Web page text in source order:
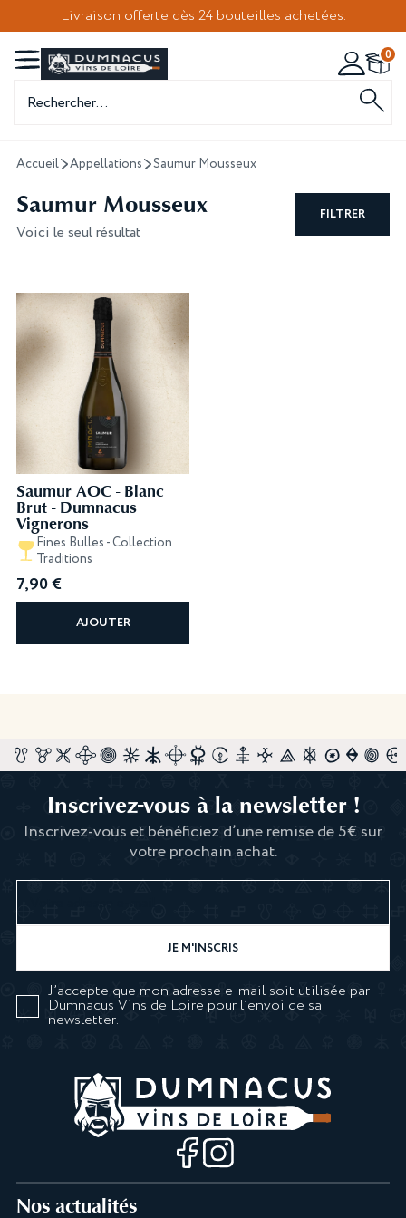
Livraison offerte dès 24 bouteilles achetées.
Recherche
de
produits
0
Accueil Appellations Saumur Mousseux
Saumur Mousseux
Voici le seul résultat
FILTRER
Saumur AOC - Blanc
Brut - Dumnacus
Vignerons
Fines Bulles - Collection
Traditions
7,90€
AJOUTER
Inscrivez-vous à la newsletter !
Inscrivez-vous et bénéficiez d’une remise de 5€ sur
votre prochain achat.
J’accepte que mon adresse e-mail soit utilisée par
Dumnacus Vins de Loire pour l’envoi de sa
newsletter.
Nos actualités